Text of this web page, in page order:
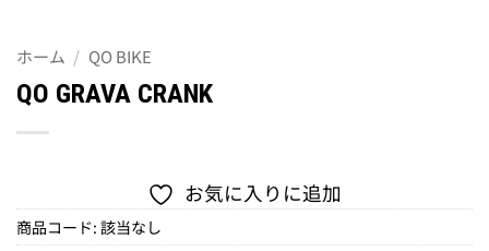
ホーム / QO BIKE
QO GRAVA CRANK
お気に入りに追加
商品コード: 該当なし